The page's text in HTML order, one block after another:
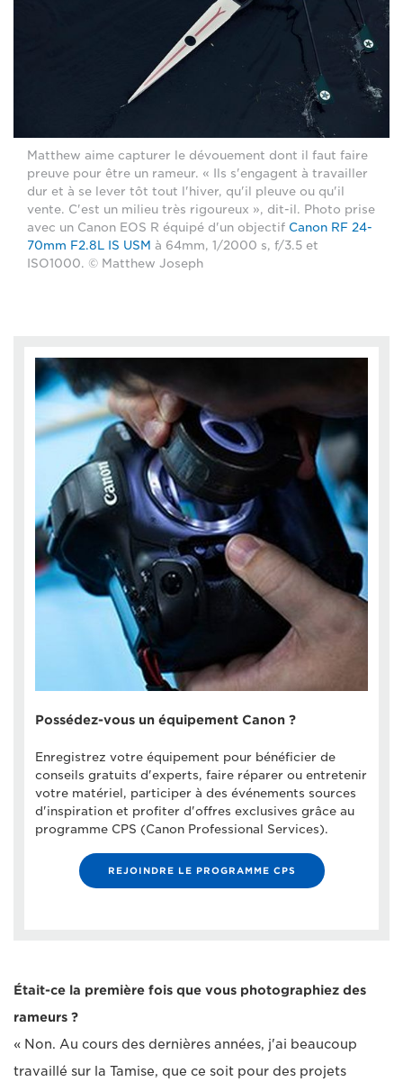
Matthew aime capturer le dévouement dont il faut faire
preuve pour être un rameur. « Ils s'engagent à travailler
dur et à se lever tôt tout l'hiver, qu'il pleuve ou qu'il
vente. C'est un milieu très rigoureux », dit-il. Photo prise
avec un Canon EOS R équipé d'un objectif Canon RF 24-
70mm F2.8L IS USM à 64mm, 1/2000 s, f/3.5 et
ISO1000. © Matthew Joseph
Possédez-vous un équipement Canon ?
Enregistrez votre équipement pour bénéficier de
conseils gratuits d'experts, faire réparer ou entretenir
votre matériel, participer à des événements sources
d'inspiration et profiter d'offres exclusives grâce au
programme CPS (Canon Professional Services).
REJOINDRE LE PROGRAMME CPS
Était-ce la première fois que vous photographiez des
rameurs ?
« Non. Au cours des dernières années, j'ai beaucoup
travaillé sur la Tamise, que ce soit pour des projets